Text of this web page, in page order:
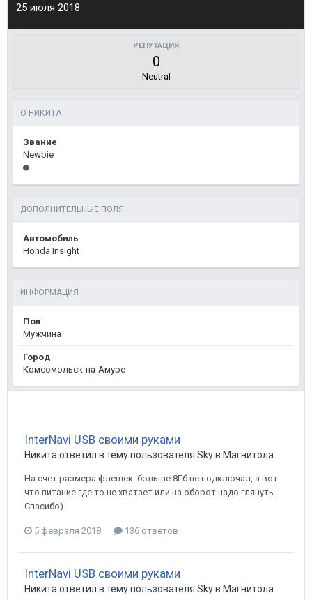
25 июля 2018
РЕПУТАЦИЯ
0
Neutral
О НИКИТА
Звание
Newbie
ДОПОЛНИТЕЛЬНЫЕ ПОЛЯ
Автомобиль
Honda Insight
ИНФОРМАЦИЯ
Пол
Мужчина
Город
Комсомольск-на-Амуре
InterNavi USB своими руками
Никита ответил в тему пользователя Skyв Магнитола
На счет размера флешек: больше 8Гб не подключал, а вот
что питание где то не хватает или на оборот надо глянуть.
Спасибо)
5 февраля 2018 136 ответов
InterNavi USB своими руками
Никита ответил в тему пользователя Skyв Магнитола